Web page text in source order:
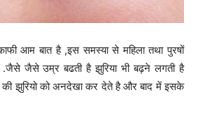
आम बात है ,इस समस्या से महिला तथा पुरषों
.जैसे जैसे उम्र बढती है झुरिया भी बढ़ने लगती है
झुरियो को अनदेखा कर देते है और बाद में इसके